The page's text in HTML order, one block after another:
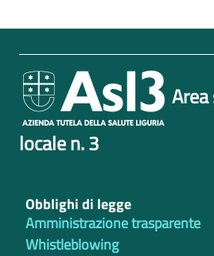
locale n. 3
Obblighi di legge
Amministrazione trasparente
Whistleblowing